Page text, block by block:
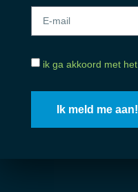
ik ga akkoord met het
Ik meld me aan!